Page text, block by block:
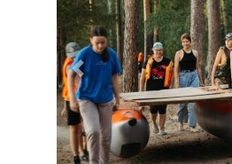
Previous